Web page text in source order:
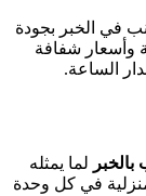
في الخبر بجودة
وأسعار شفافة
الساعة.
لما يمثله
في كل وحدة